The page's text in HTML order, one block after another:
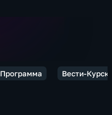
Программа Вести-Курск